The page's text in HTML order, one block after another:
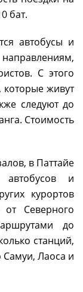
бат.
автобусы и
С этого
живут
следуют до
Стоимость
в Паттайе
автобусов и
курортов
Северного
до
станций,
Самуи, Лаоса и